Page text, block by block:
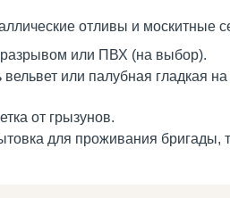
отливы и москитные
или ПВХ (на выбор).
или палубная гладкая
от грызунов.
для проживания бригады,